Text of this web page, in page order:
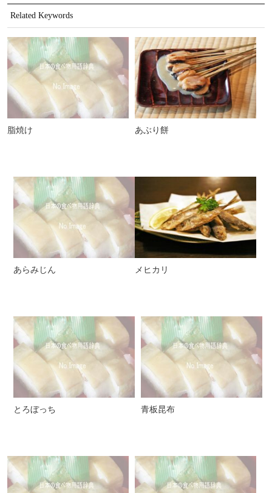
Related Keywords
脂焼け あぶり餅
あらみじん メヒカリ
とろぼっち 青板昆布